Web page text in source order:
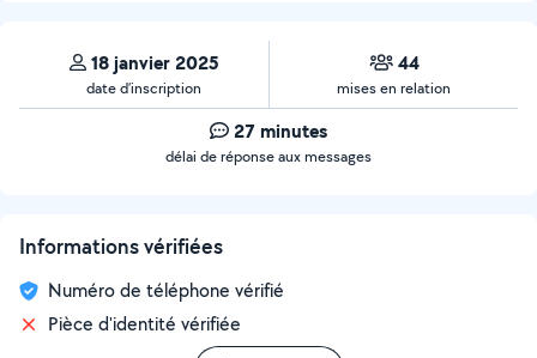
18 janvier 2025
date d’inscription
44
mises en relation
27 minutes
délai de réponse aux messages
Informations vérifiées
Numéro de téléphone vérifié
Pièce d'identité vérifiée